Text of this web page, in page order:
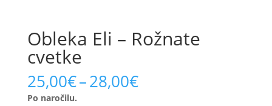
Obleka Eli – Rožnate
cvetke
25,00€–28,00€Price
range:
Po naročilu.